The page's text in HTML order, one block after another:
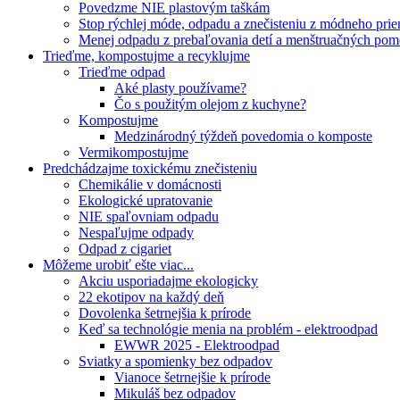
Povedzme NIE plastovým taškám
Stop rýchlej móde, odpadu a znečisteniu z módneho
Menej odpadu z prebaľovania detí a menštruačných
Trieďme, kompostujme a recyklujme
Trieďme odpad
Aké plasty používame?
Čo s použitým olejom z kuchyne?
Kompostujme
Medzinárodný týždeň povedomia o komposte
Vermikompostujme
Predchádzajme toxickému znečisteniu
Chemikálie v domácnosti
Ekologické upratovanie
NIE spaľovniam odpadu
Nespaľujme odpady
Odpad z cigariet
Môžeme urobiť ešte viac...
Akciu usporiadajme ekologicky
22 ekotipov na každý deň
Dovolenka šetrnejšia k prírode
Keď sa technológie menia na problém - elektroodpad
EWWR 2025 - Elektroodpad
Sviatky a spomienky bez odpadov
Vianoce šetrnejšie k prírode
Mikuláš bez odpadov